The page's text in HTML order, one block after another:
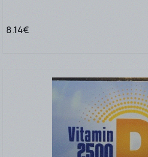
8.14€